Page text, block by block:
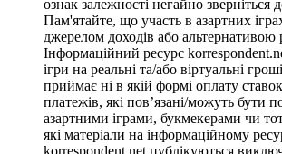
ознак залежності негайно зверніться
Пам'ятайте, що участь в азартних
джерелом доходів або альтернативою
Інформаційний ресурс
ігри на реальні та/або віртуальні
приймає ні в якій формі оплату
платежів, які пов’язані/можуть бути
азартними іграми, букмекерами чи
які матеріали на інформаційному
korrespondent.net публікуються